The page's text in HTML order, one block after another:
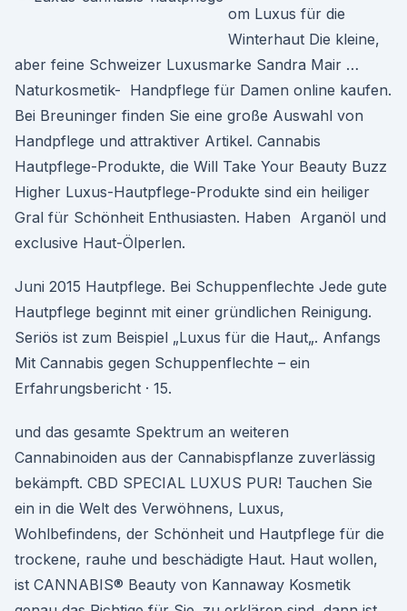
om Luxus für die
Winterhaut Die kleine,
aber feine Schweizer Luxusmarke Sandra Mair …
Naturkosmetik- Handpflege für Damen online kaufen.
Bei Breuninger finden Sie eine große Auswahl von
Handpflege und attraktiver Artikel. Cannabis
Hautpflege-Produkte, die Will Take Your Beauty Buzz
Higher Luxus-Hautpflege-Produkte sind ein heiliger
Gral für Schönheit Enthusiasten. Haben Arganöl und
exclusive Haut-Ölperlen.
Juni 2015 Hautpflege. Bei Schuppenflechte Jede gute
Hautpflege beginnt mit einer gründlichen Reinigung.
Seriös ist zum Beispiel „Luxus für die Haut„. Anfangs
Mit Cannabis gegen Schuppenflechte – ein
Erfahrungsbericht · 15.
und das gesamte Spektrum an weiteren
Cannabinoiden aus der Cannabispflanze zuverlässig
bekämpft. CBD SPECIAL LUXUS PUR! Tauchen Sie
ein in die Welt des Verwöhnens, Luxus,
Wohlbefindens, der Schönheit und Hautpflege für die
trockene, rauhe und beschädigte Haut. Haut wollen,
ist CANNABIS® Beauty von Kannaway Kosmetik